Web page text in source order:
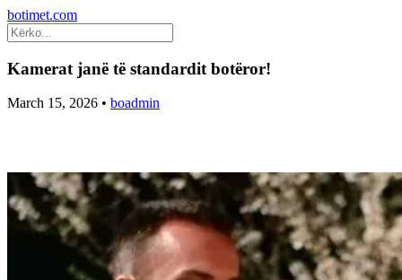
botimet.com
Kamerat janë të standardit botëror!
March 15, 2026 • boadmin